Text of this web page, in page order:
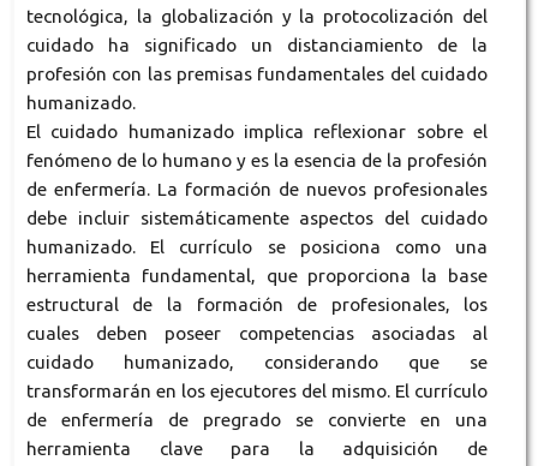
tecnológica, la globalización y la protocolización del
cuidado ha significado un distanciamiento de la
profesión con las premisas fundamentales del cuidado
humanizado.
El cuidado humanizado implica reflexionar sobre el
fenómeno de lo humano y es la esencia de la profesión
de enfermería. La formación de nuevos profesionales
debe incluir sistemáticamente aspectos del cuidado
humanizado. El currículo se posiciona como una
herramienta fundamental, que proporciona la base
estructural de la formación de profesionales, los
cuales deben poseer competencias asociadas al
cuidado humanizado, considerando que se
transformarán en los ejecutores del mismo. El currículo
de enfermería de pregrado se convierte en una
herramienta clave para la adquisición de